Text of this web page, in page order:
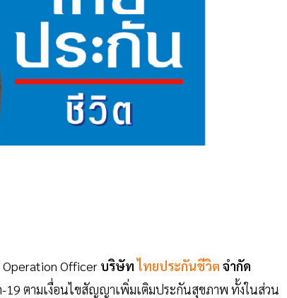
Operation Officer บริษัทไทยประกันชีวิต จำกัด
-19 ตามเงื่อนไขสัญญาเพิ่มเติมประกันสุขภาพ ทั้งในส่วน